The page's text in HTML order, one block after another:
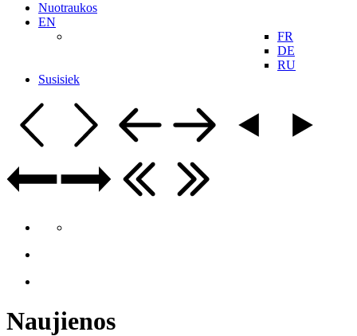
Nuotraukos
EN
FR
DE
RU
Susisiek
Naujienos